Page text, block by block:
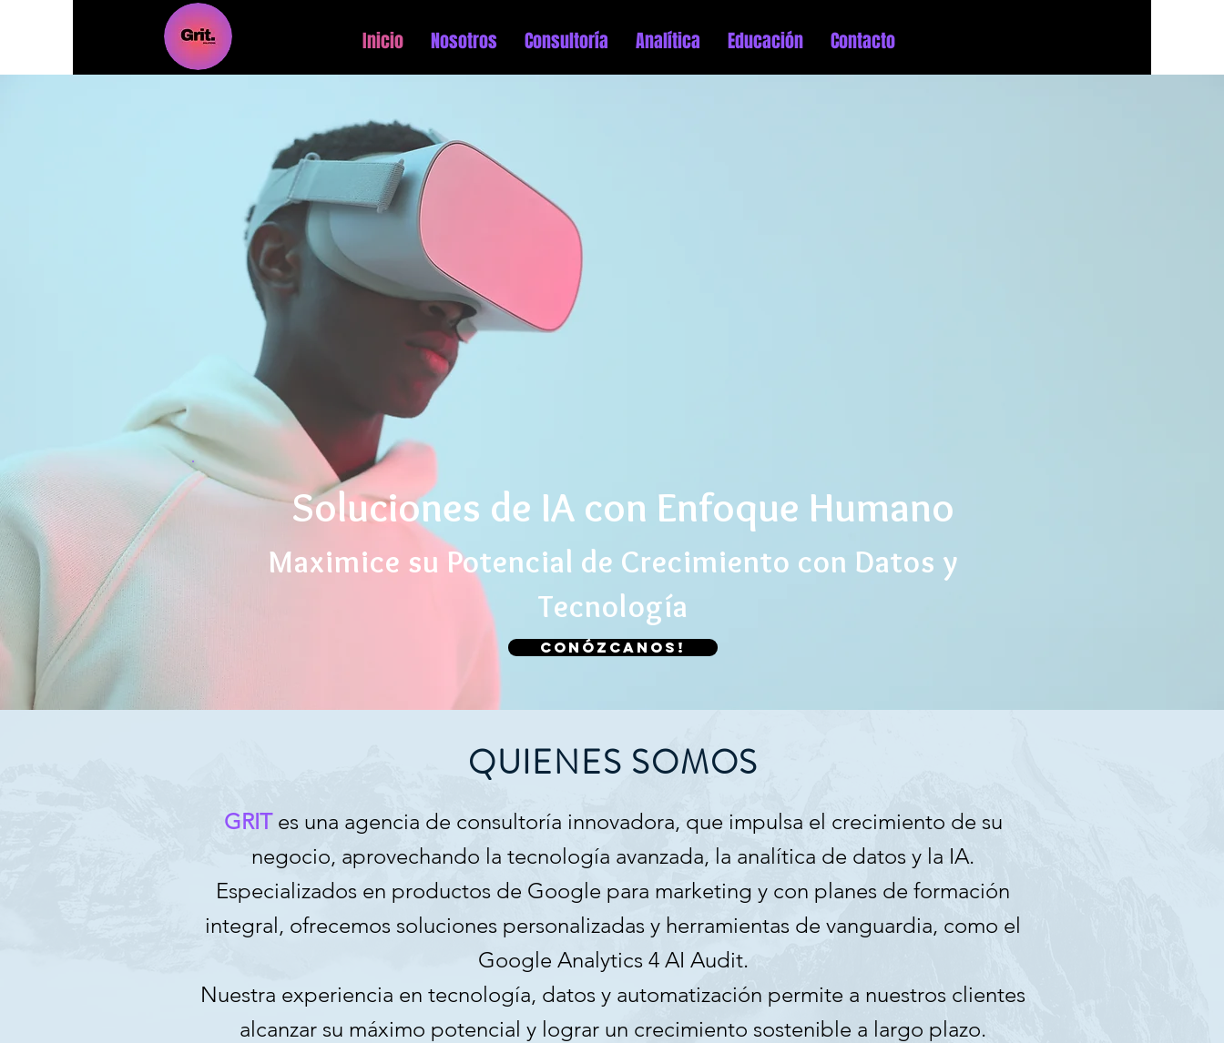
Inicio Nosotros Consultoría Analítica Educación Contacto
Soluciones de IA con Enfoque Humano
Maximice su Potencial de Crecimiento con Datos y
Tecnología
Conózcanos!
QUIENES SOMOS
GRITes una agencia de consultoría innovadora, que impulsa el crecimiento de su
negocio, aprovechando la tecnología avanzada, la analítica de datos y la IA.
Especializados en productos de Google para marketing y con planes de formación
integral, ofrecemos soluciones personalizadas y herramientas de vanguardia, como el
Google Analytics 4 AI Audit.
Nuestra experiencia en tecnología, datos y automatización permite a nuestros clientes
alcanzar su máximo potencial y lograr un crecimiento sostenible a largo plazo.